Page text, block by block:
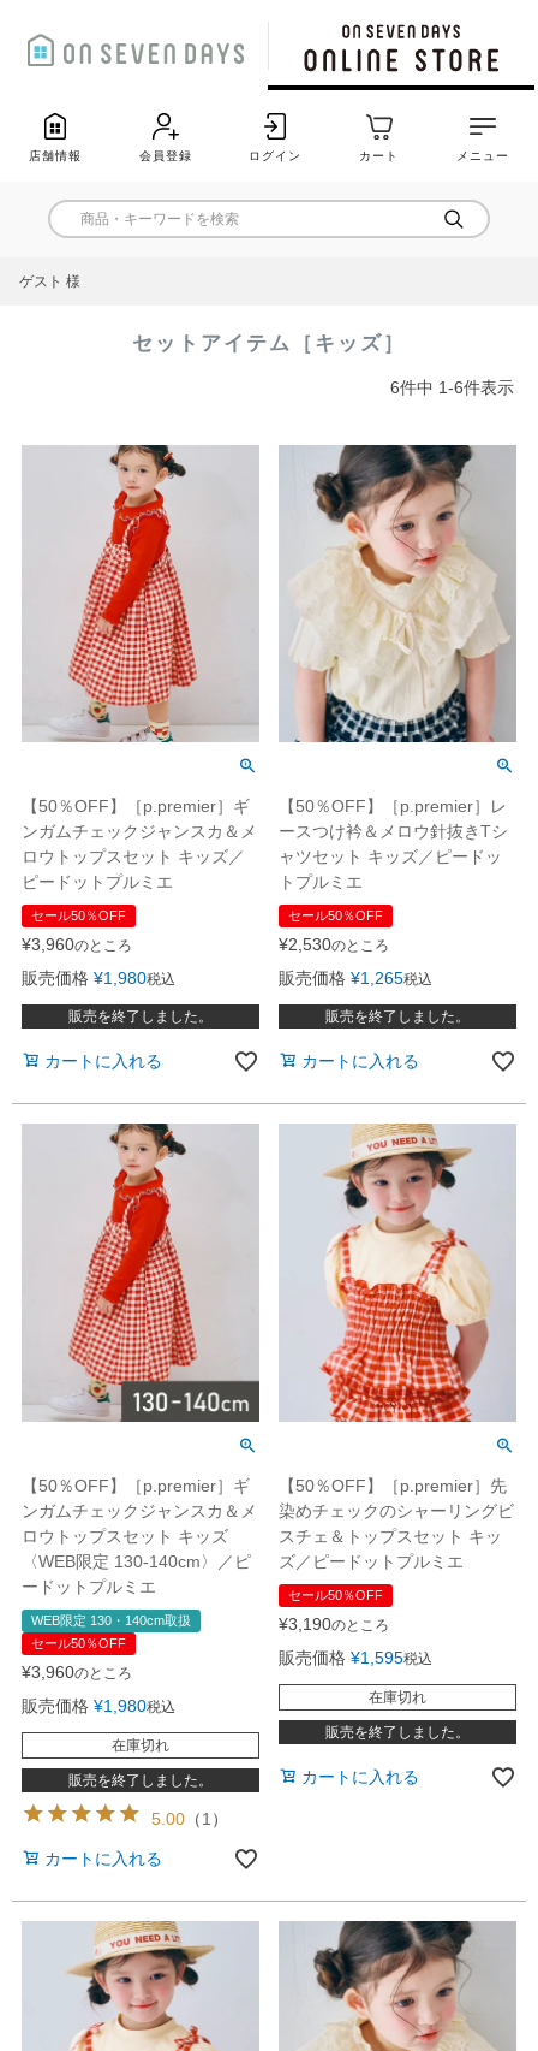
店舗情報 会員登録 ログイン カート メニュー
ゲスト 様
セットアイテム［キッズ］
6件中 1-6件表示
【50％OFF】［p.premier］ギ
ンガムチェックジャンスカ＆メ
ロウトップスセット キッズ／
ピードットプルミエ
セール50％OFF
¥3,960のところ
販売価格 ¥1,980税込
販売を終了しました。
カートに入れる
【50％OFF】［p.premier］レ
ースつけ衿＆メロウ針抜きTシ
ャツセット キッズ／ピードッ
トプルミエ
セール50％OFF
¥2,530のところ
販売価格 ¥1,265税込
販売を終了しました。
カートに入れる
【50％OFF】［p.premier］ギ
ンガムチェックジャンスカ＆メ
ロウトップスセット キッズ
〈WEB限定 130-140cm〉／ピ
ードットプルミエ
WEB限定 130・140cm取扱
セール50％OFF
¥3,960のところ
販売価格 ¥1,980税込
在庫切れ
販売を終了しました。
5.00 （1 ）
カートに入れる
【50％OFF】［p.premier］先
染めチェックのシャーリングビ
スチェ＆トップスセット キッ
ズ／ピードットプルミエ
セール50％OFF
¥3,190のところ
販売価格 ¥1,595税込
在庫切れ
販売を終了しました。
カートに入れる